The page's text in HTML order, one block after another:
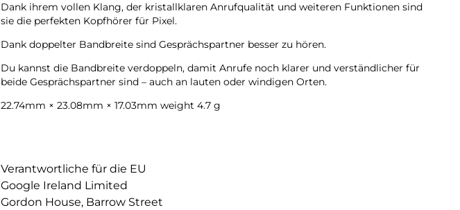
Dank ihrem vollen Klang, der kristallklaren Anrufqualität und weiteren Funktionen sind
sie die perfekten Kopfhörer für Pixel.
Dank doppelter Bandbreite sind Gesprächspartner besser zu hören.
Du kannst die Bandbreite verdoppeln, damit Anrufe noch klarer und verständlicher für
beide Gesprächspartner sind – auch an lauten oder windigen Orten.
22.74mm × 23.08mm × 17.03mm weight 4.7 g
Verantwortliche für die EU
Google Ireland Limited
Gordon House, Barrow Street